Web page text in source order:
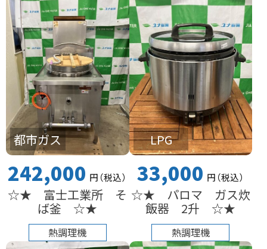
都市ガス
242,000 円（税込）
☆★ 富士工業所 そ
ば釜 ☆★
熱調理機
LPG
33,000 円（税込）
☆★ パロマ ガス炊
飯器 2升 ☆★
熱調理機